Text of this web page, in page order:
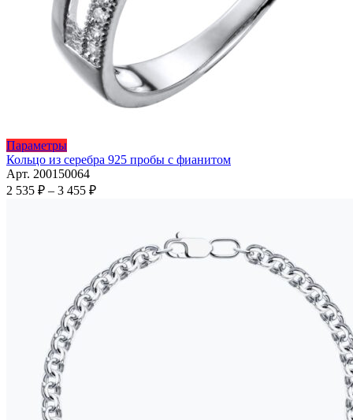
ПараметрыЭтот
товар
имеет
несколько
странице
товара.
Кольцо из серебра 925 пробы с фианитом
Арт. 200150064
2 535 ₽ – 3 455 ₽Диапазон
455 ₽